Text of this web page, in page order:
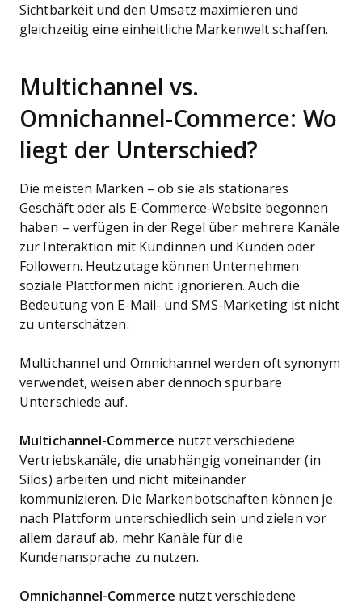
Sichtbarkeit und den Umsatz maximieren und
gleichzeitig eine einheitliche Markenwelt schaffen.
Multichannel vs.
Omnichannel-Commerce: Wo
liegt der Unterschied?
Die meisten Marken – ob sie als stationäres
Geschäft oder als E-Commerce-Website begonnen
haben – verfügen in der Regel über mehrere Kanäle
zur Interaktion mit Kundinnen und Kunden oder
Followern. Heutzutage können Unternehmen
soziale Plattformen nicht ignorieren. Auch die
Bedeutung von E-Mail- und SMS-Marketing ist nicht
zu unterschätzen.
Multichannel und Omnichannel werden oft synonym
verwendet, weisen aber dennoch spürbare
Unterschiede auf.
Multichannel-Commerce nutzt verschiedene
Vertriebskanäle, die unabhängig voneinander (in
Silos) arbeiten und nicht miteinander
kommunizieren. Die Markenbotschaften können je
nach Plattform unterschiedlich sein und zielen vor
allem darauf ab, mehr Kanäle für die
Kundenansprache zu nutzen.
Omnichannel-Commerce nutzt verschiedene